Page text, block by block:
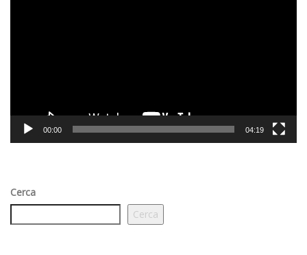
00:00 04:19
Cerca
Cerca